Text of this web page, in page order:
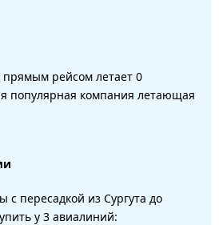
прямым рейсом летает 0
популярная компания летающая
с пересадкой из Сургута до
у 3 авиалиний: